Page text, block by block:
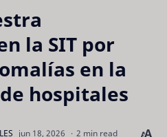
la SIT por
en la
hospitales
2 min read